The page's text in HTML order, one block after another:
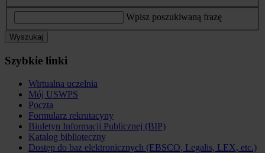
Wpisz poszukiwaną frazę
Wyszukaj
Szybkie linki
Wirtualna uczelnia
Mój USWPS
Poczta
Formularz rekrutacyny
Biuletyn Informacji Publicznej (BIP)
Katalog biblioteczny
Dostęp do baz elektronicznych (EBSCO, Legalis, LEX, etc.)